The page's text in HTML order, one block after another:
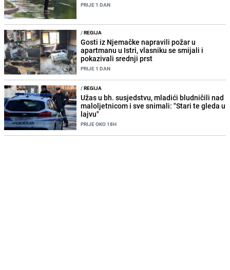
PRIJE 1 DAN
/REGIJA
Gosti iz Njemačke napravili požar u
apartmanu u Istri, vlasniku se smijali i
pokazivali srednji prst
PRIJE 1 DAN
/REGIJA
Užas u bh. susjedstvu, mladići bludničili nad
maloljetnicom i sve snimali: "Stari te gleda u
lajvu"
PRIJE OKO 18H